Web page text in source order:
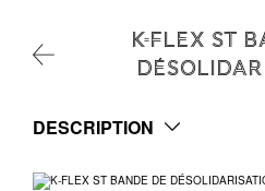
K-FLEX ST
DESCRIPTION